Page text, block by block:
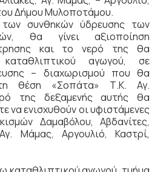
Δήμου Μυλοποτάμου.
των συνθηκών ύδρευσης των
θα γίνει αξιοποίηση
και το νερό της θα
αγωγού, σε
– διαχωρισμού που θα
θέση «Σοπάτα» Τ.Κ. Αγ.
της δεξαμενής αυτής θα
να ενισχυθούν οι υφιστάμενες
Δαμαβόλου, Αβδανίτες,
Μάμας, Αργουλιό, Καστρί,